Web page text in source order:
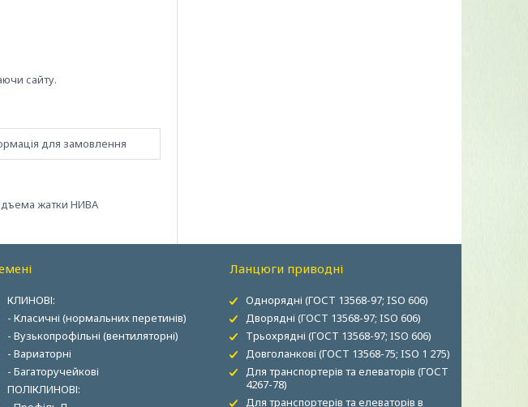
сайту.
для замовлення
жатки НИВА
КЛИНОВІ:
- Класичні (нормальних перетинів)
- Вузькопрофільні (вентиляторні)
- Вариаторні
- Багаторучейкові
ПОЛІКЛИНОВІ:
Ланцюги приводні
Однорядні (ГОСТ 13568-97; ISO 606)
Дворядні (ГОСТ 13568-97; ISO 606)
Трьохрядні (ГОСТ 13568-97; ISO 606)
Довголанкові (ГОСТ 13568-75; ISO 1 275)
Для транспортерів та елеваторів (ГОСТ
4267-78)
Для транспортерів та елеваторів в